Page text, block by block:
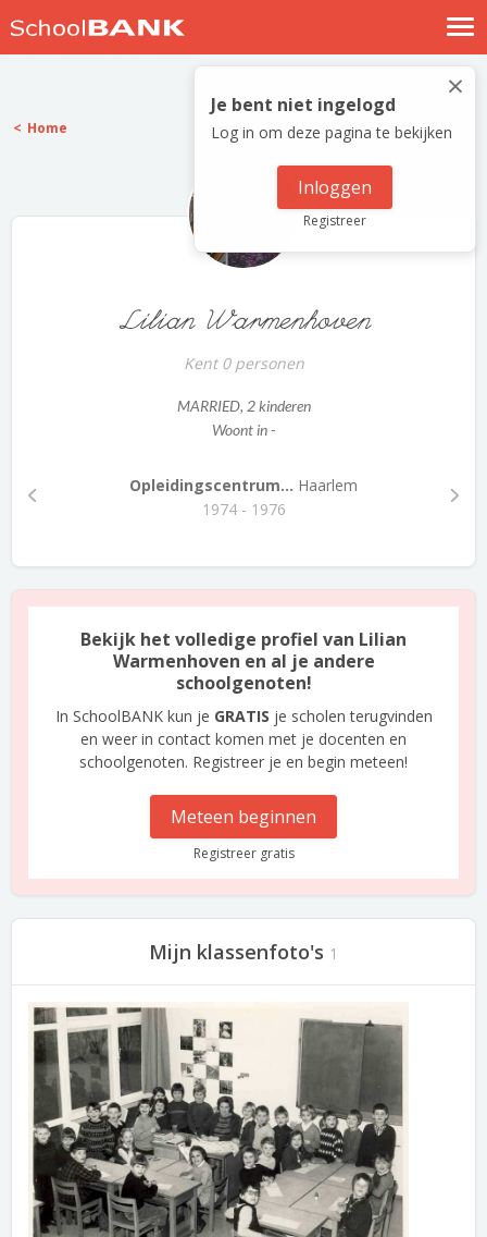
Nostalgische verhalen
Log in
Meld je gratis aan
×
Je bent niet ingelogd
Log in om deze pagina te bekijken
Inloggen
Registreer
Home
Lilian Warmenhoven
Kent 0 personen
MARRIED, 2 kinderen
Woont in -
Opleidingscentrum... Haarlem
1974 - 1976
Bekijk het volledige profiel van Lilian
Warmenhoven en al je andere
schoolgenoten!
In SchoolBANK kun je GRATIS je scholen terugvinden
en weer in contact komen met je docenten en
schoolgenoten. Registreer je en begin meteen!
Meteen beginnen
Registreer gratis
Mijn klassenfoto's 1